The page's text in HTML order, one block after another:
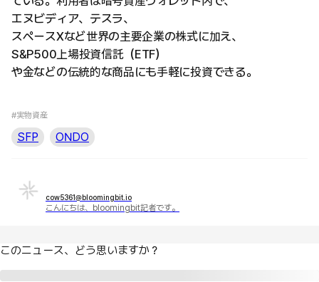
エヌビディア、テスラ、
スペースXなど世界の主要企業の株式に加え、
S&P500上場投資信託（ETF）
や金などの伝統的な商品にも手軽に投資できる。
#実物資産
SFP ONDO
cow5361@bloomingbit.io
こんにちは、bloomingbit記者です。
このニュース、どう思いますか？